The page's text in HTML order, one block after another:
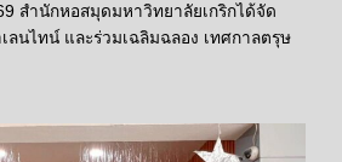
สำนักหอสมุดมหาวิทยาลัยเกริกได้จัด
ลนไทน์ และร่วมเฉลิมฉลอง เทศกาลตรุษ